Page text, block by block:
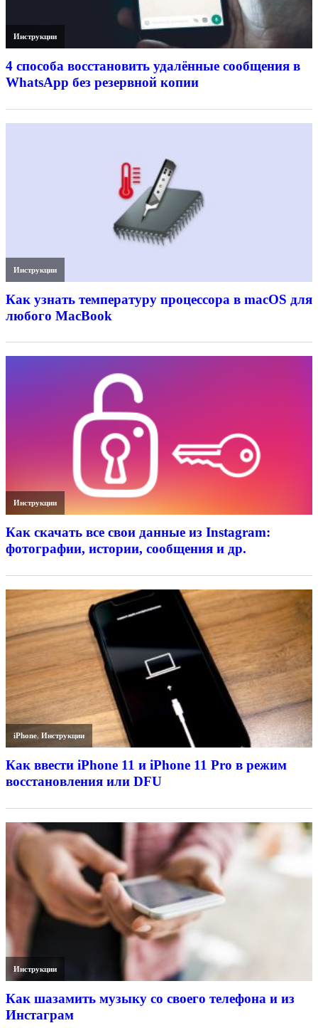
Инструкции
4 способа восстановить удалённые сообщения в
WhatsApp без резервной копии
Инструкции
Как узнать температуру процессора в macOS для
любого MacBook
Инструкции
Как скачать все свои данные из Instagram:
фотографии, истории, сообщения и др.
iPhone,Инструкции
Как ввести iPhone 11 и iPhone 11 Pro в режим
восстановления или DFU
Инструкции
Как шазамить музыку со своего телефона и из
Инстаграм